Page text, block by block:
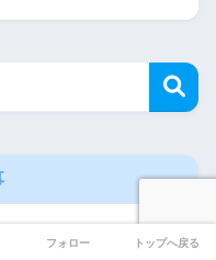
フォロー トップへ戻る